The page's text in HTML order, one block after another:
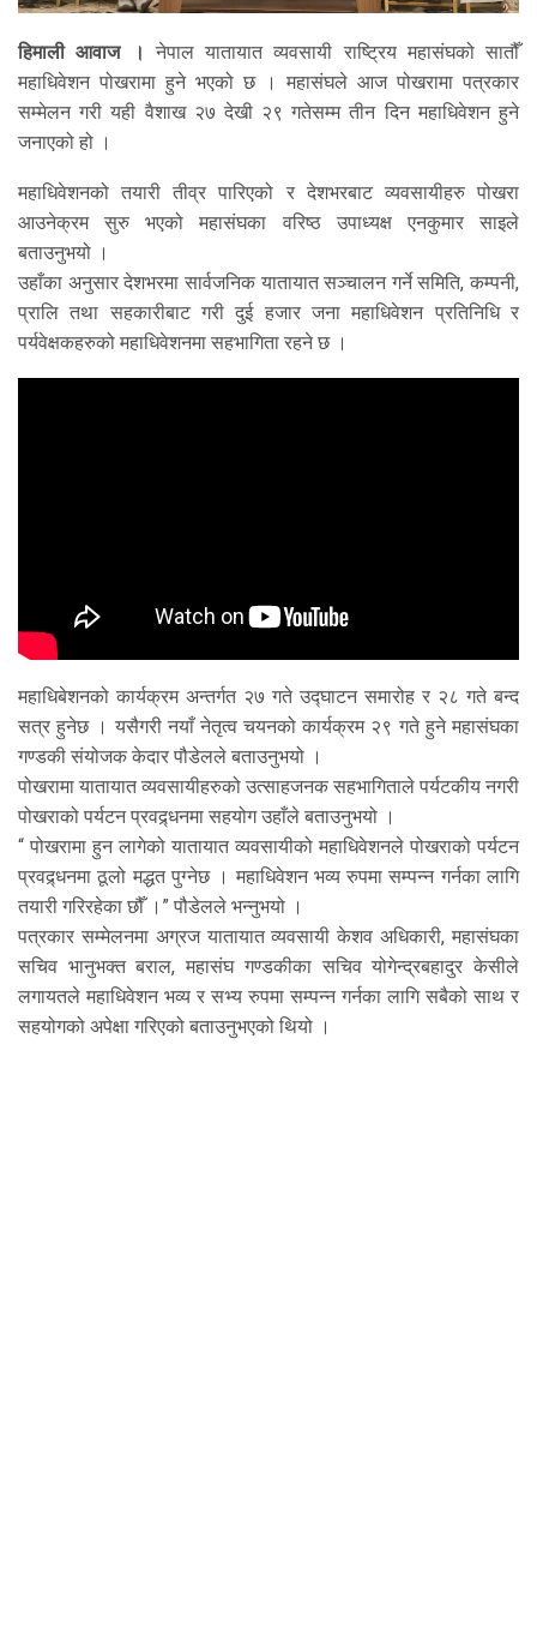
हिमाली आवाज ।
नेपाल यातायात व्यवसायी राष्ट्रिय महासंघको सातौँ
महाधिवेशन पोखरामा हुने भएको छ । महासंघले आज पोखरामा पत्रकार
सम्मेलन गरी यही वैशाख २७ देखी २९ गतेसम्म तीन दिन महाधिवेशन हुने
जनाएको हो ।
महाधिवेशनको तयारी तीव्र पारिएको र देशभरबाट व्यवसायीहरु पोखरा
आउनेक्रम सुरु भएको महासंघका वरिष्ठ उपाध्यक्ष एनकुमार साइले
बताउनुभयो ।
उहाँका अनुसार देशभरमा सार्वजनिक यातायात सञ्चालन गर्ने समिति, कम्पनी,
प्रालि तथा सहकारीबाट गरी दुई हजार जना महाधिवेशन प्रतिनिधि र
पर्यवेक्षकहरुको महाधिवेशनमा सहभागिता रहने छ ।
महाधिबेशनको कार्यक्रम अन्तर्गत २७ गते उद्घाटन समारोह र २८ गते बन्द
सत्र हुनेछ । यसैगरी नयाँ नेतृत्व चयनको कार्यक्रम २९ गते हुने महासंघका
गण्डकी संयोजक केदार पौडेलले बताउनुभयो ।
पोखरामा यातायात व्यवसायीहरुको उत्साहजनक सहभागिताले पर्यटकीय नगरी
पोखराको पर्यटन प्रवद्र्धनमा सहयोग उहाँले बताउनुभयो ।
“ पोखरामा हुन लागेको यातायात व्यवसायीको महाधिवेशनले पोखराको पर्यटन
प्रवद्र्धनमा ठूलो मद्धत पुग्नेछ । महाधिवेशन भव्य रुपमा सम्पन्न गर्नका लागि
तयारी गरिरहेका छौँ ।” पौडेलले भन्नुभयो ।
पत्रकार सम्मेलनमा अग्रज यातायात व्यवसायी केशव अधिकारी, महासंघका
सचिव भानुभक्त बराल, महासंघ गण्डकीका सचिव योगेन्द्रबहादुर केसीले
लगायतले महाधिवेशन भव्य र सभ्य रुपमा सम्पन्न गर्नका लागि सबैको साथ र
सहयोगको अपेक्षा गरिएको बताउनुभएको थियो ।